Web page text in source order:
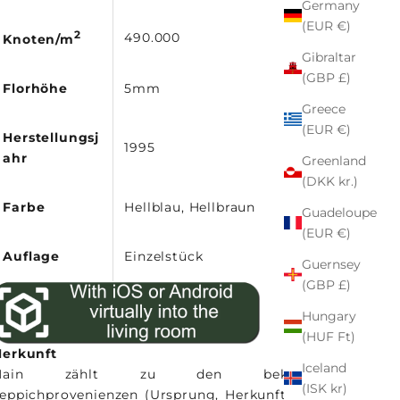
Germany
(EUR €)
Gibraltar
(GBP £)
Greece
(EUR €)
Greenland
(DKK kr.)
Guadeloupe
(EUR €)
Guernsey
(GBP £)
Hungary
(HUF Ft)
Iceland
(ISK kr)
Knoten/m2 490.000
Florhöhe 5mm
Herstellungsj
ahr
1995
Farbe Hellblau, Hellbraun
Auflage Einzelstück
zählt zu den bekanntesten
(Ursprung, Herkunft) des Iran.